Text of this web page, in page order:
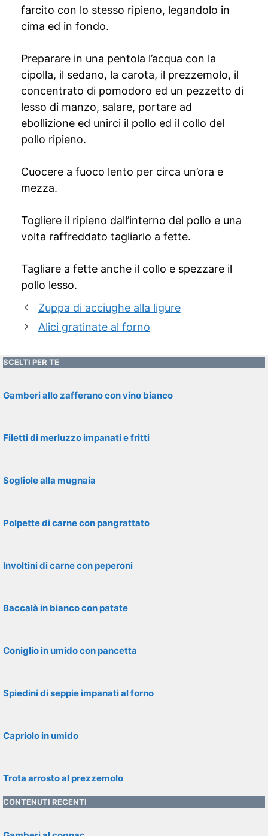
farcito con lo stesso ripieno, legandolo in
cima ed in fondo.
Preparare in una pentola l’acqua con la
cipolla, il sedano, la carota, il prezzemolo, il
concentrato di pomodoro ed un pezzetto di
lesso di manzo, salare, portare ad
ebollizione ed unirci il pollo ed il collo del
pollo ripieno.
Cuocere a fuoco lento per circa un’ora e
mezza.
Togliere il ripieno dall’interno del pollo e una
volta raffreddato tagliarlo a fette.
Tagliare a fette anche il collo e spezzare il
pollo lesso.
Zuppa di acciughe alla ligure
Alici gratinate al forno
SCELTI PER TE
Gamberi allo zafferano con vino bianco
Filetti di merluzzo impanati e fritti
Sogliole alla mugnaia
Polpette di carne con pangrattato
Involtini di carne con peperoni
Baccalà in bianco con patate
Coniglio in umido con pancetta
Spiedini di seppie impanati al forno
Capriolo in umido
Trota arrosto al prezzemolo
CONTENUTI RECENTI